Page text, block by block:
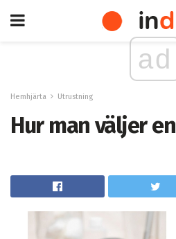
ad
Hemhjärta Utrustning
Hur man väljer